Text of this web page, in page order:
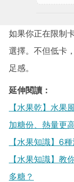
如果你正在限制
選擇。不但低卡
足感。
延伸閱讀：
【水果乾】水
加糖份、熱量更
【水果知識】6
【水果知識】教
多糖？